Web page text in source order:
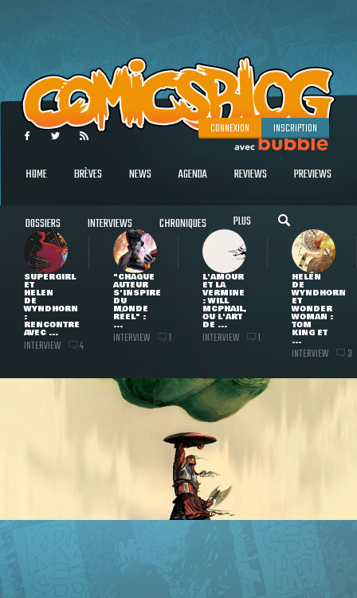
CONNEXION INSCRIPTION
HOME BRÈVES NEWS AGENDA REVIEWS PREVIEWS
DOSSIERS INTERVIEWS CHRONIQUES PLUS
SUPERGIRL
ET
HELEN
DE
WYNDHORN
:
RENCONTRE
AVEC ...
INTERVIEW 4
"CHAQUE
AUTEUR
S'INSPIRE
DU
MONDE
RÉEL" :
...
INTERVIEW 1
L'AMOUR
ET LA
VERMINE
: WILL
MCPHAIL,
OU L'ART
DE ...
INTERVIEW 1
HELEN
DE
WYNDHORN
ET
WONDER
WOMAN :
TOM
KING ET
...
INTERVIEW 3